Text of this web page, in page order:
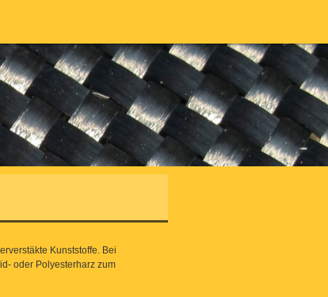
Kunststoffe. Bei
oder Polyesterharz zum